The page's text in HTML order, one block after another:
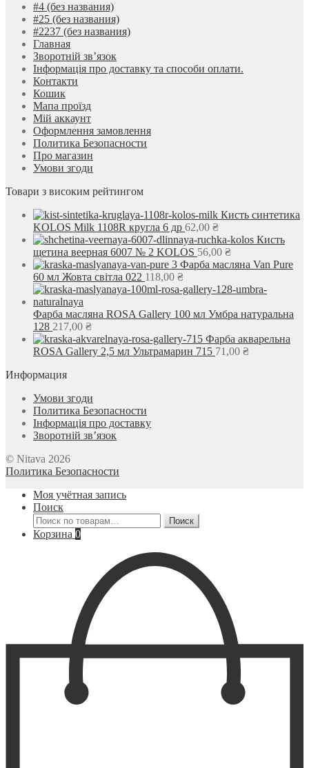
#4 (без названия)
#25 (без названия)
#2237 (без названия)
Главная
Зворотній зв’язок
Інформація про доставку та способи оплати.
Контакти
Кошик
Мапа проїзд
Мій аккаунт
Оформлення замовлення
Политика Безопасности
Про магазин
Умови згоди
Товари з високим рейтингом
Кисть синтетика
KOLOS Milk 1108R кругла 6 др 62,00 ₴
Кисть
щетина веерная 6007 № 2 KOLOS 56,00 ₴
Фарба масляна Van Pure
60 мл Жовта світла 022 118,00 ₴
Фарба масляна ROSA Gallery 100 мл Умбра натуральна
128 217,00 ₴
Фарба акварельна
ROSA Gallery 2,5 мл Ультрамарин 715 71,00 ₴
Информация
Умови згоди
Политика Безопасности
Інформація про доставку
Зворотній зв’язок
© Nitava 2026
Политика Безопасности
Моя учётная запись
Поиск
Искать:
Поиск
Корзина 0